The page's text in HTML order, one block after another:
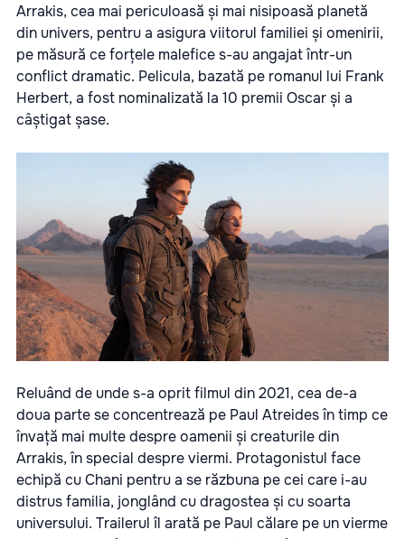
Arrakis, cea mai periculoasă și mai nisipoasă planetă
din univers, pentru a asigura viitorul familiei și omenirii,
pe măsură ce forțele malefice s-au angajat într-un
conflict dramatic. Pelicula, bazată pe romanul lui Frank
Herbert, a fost nominalizată la 10 premii Oscar și a
câștigat șase.
Reluând de unde s-a oprit filmul din 2021, cea de-a
doua parte se concentrează pe Paul Atreides în timp ce
învață mai multe despre oamenii și creaturile din
Arrakis, în special despre viermi. Protagonistul face
echipă cu Chani pentru a se răzbuna pe cei care i-au
distrus familia, jonglând cu dragostea și cu soarta
universului. Trailerul îl arată pe Paul călare pe un vierme